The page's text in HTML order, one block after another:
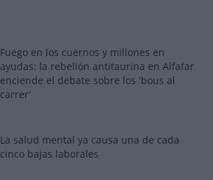
Fuego en los cuernos y millones en
ayudas: la rebelión antitaurina en Alfafar
enciende el debate sobre los 'bous al
carrer'
La salud mental ya causa una de cada
cinco bajas laborales